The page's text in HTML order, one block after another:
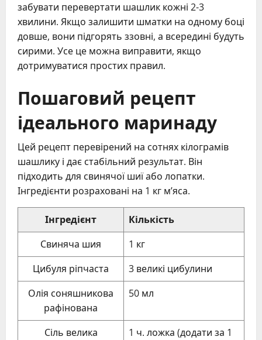
забувати перевертати шашлик кожні 2-3
хвилини. Якщо залишити шматки на одному боці
довше, вони підгорять ззовні, а всередині будуть
сирими. Усе це можна виправити, якщо
дотримуватися простих правил.
Пошаговий рецепт
ідеального маринаду
Цей рецепт перевірений на сотнях кілограмів
шашлику і дає стабільний результат. Він
підходить для свинячої шиї або лопатки.
Інгредієнти розраховані на 1 кг м’яса.
Інгредієнт
Кількість
Свиняча шия
1 кг
Цибуля ріпчаста
3 великі цибулини
Олія соняшникова
рафінована
50 мл
Сіль велика
1 ч. ложка (додати за 1